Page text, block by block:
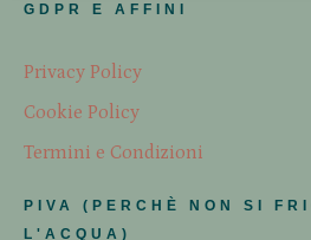
GDPR E AFFINI
Privacy Policy
Cookie Policy
Termini e Condizioni
PIVA (PERCHÈ NON SI
L'ACQUA)